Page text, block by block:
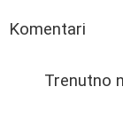
Komentari
Trenutno